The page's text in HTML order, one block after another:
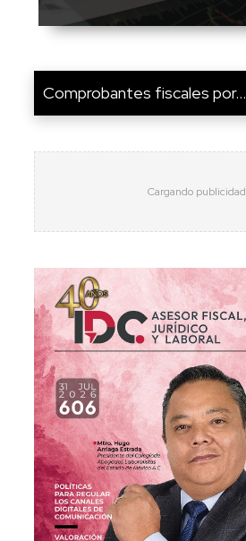
Comprobantes fiscales por...